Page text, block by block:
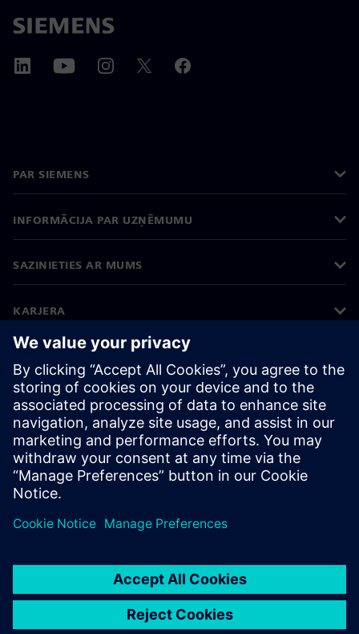
PAR SIEMENS
INFORMĀCIJA PAR UZŅĒMUMU
SAZINIETIES AR MUMS
KARJERA
©Siemens 2026
Korporatīvā informācija
Privātuma politika
Sīkdatņu iestatījumi
Lietošanas noteikumi
Digitālais ID
Trauksmes celšanas politika